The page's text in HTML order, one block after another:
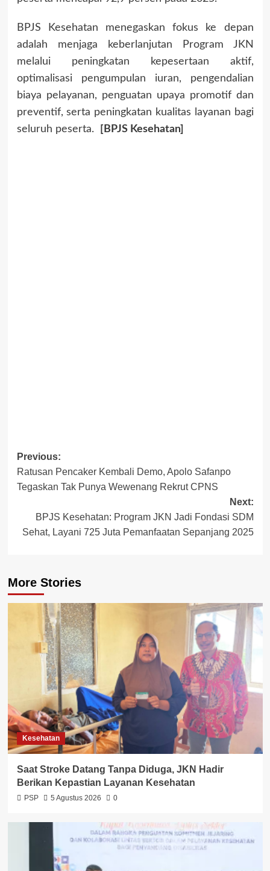
BPJS Kesehatan menegaskan fokus ke depan
adalah menjaga keberlanjutan Program JKN
melalui peningkatan kepesertaan aktif,
optimalisasi pengumpulan iuran, pengendalian
biaya pelayanan, penguatan upaya promotif dan
preventif, serta peningkatan kualitas layanan bagi
seluruh peserta.
[BPJS Kesehatan]
Post
navigation
Previous:
Ratusan Pencaker Kembali Demo, Apolo Safanpo
Tegaskan Tak Punya Wewenang Rekrut CPNS
Next:
BPJS Kesehatan: Program JKN Jadi Fondasi SDM
Sehat, Layani 725 Juta Pemanfaatan Sepanjang 2025
More Stories
Kesehatan
Saat Stroke Datang Tanpa Diduga, JKN Hadir
Berikan Kepastian Layanan Kesehatan
PSP 5 Agustus 2026 0